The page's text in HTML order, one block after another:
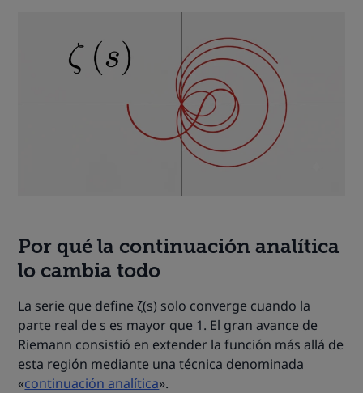
Por qué la continuación analítica
lo cambia todo
La serie que define ζ(s) solo converge cuando la
parte real de s es mayor que 1. El gran avance de
Riemann consistió en extender la función más allá de
esta región mediante una técnica denominada
«continuación analítica».